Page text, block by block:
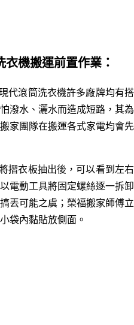
衣機搬運前置作業：
代滾筒洗衣機許多廠牌均有搭
潑水、灑水而造成短路，其為
家團隊在搬運各式家電均會先
摺衣板抽出後，可以看到左右
電動工具將固定螺絲逐一拆卸
丟可能之虞；榮福搬家師傅立
袋內黏貼放側面。